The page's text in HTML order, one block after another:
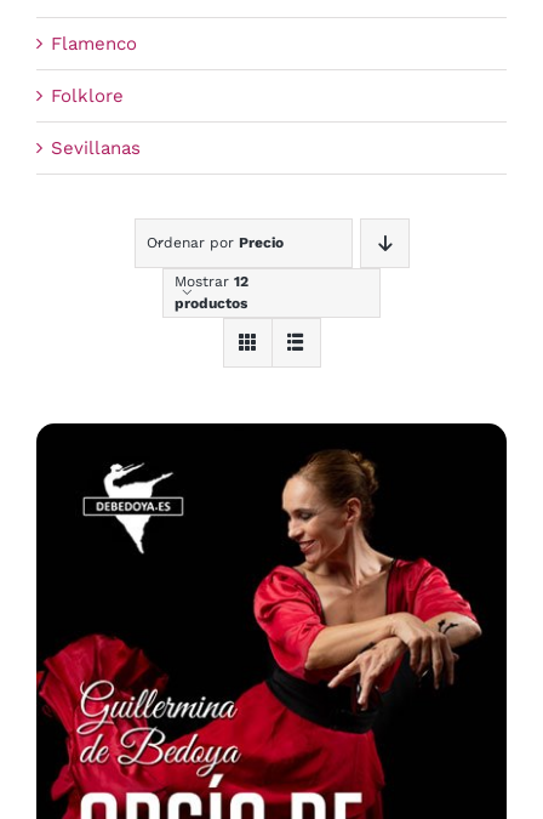
Flamenco
Folklore
Sevillanas
Ordenar por Precio
Mostrar 12
productos